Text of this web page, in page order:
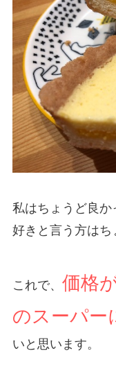
私はちょうど良
好きと言う方はち
これで、 価格
のスーパー
いと思います。